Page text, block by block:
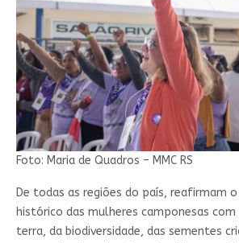
Foto: Maria de Quadros – MMC RS
De todas as regiões do país, reafirmam
histórico das mulheres camponesas com
terra, da biodiversidade, das sementes